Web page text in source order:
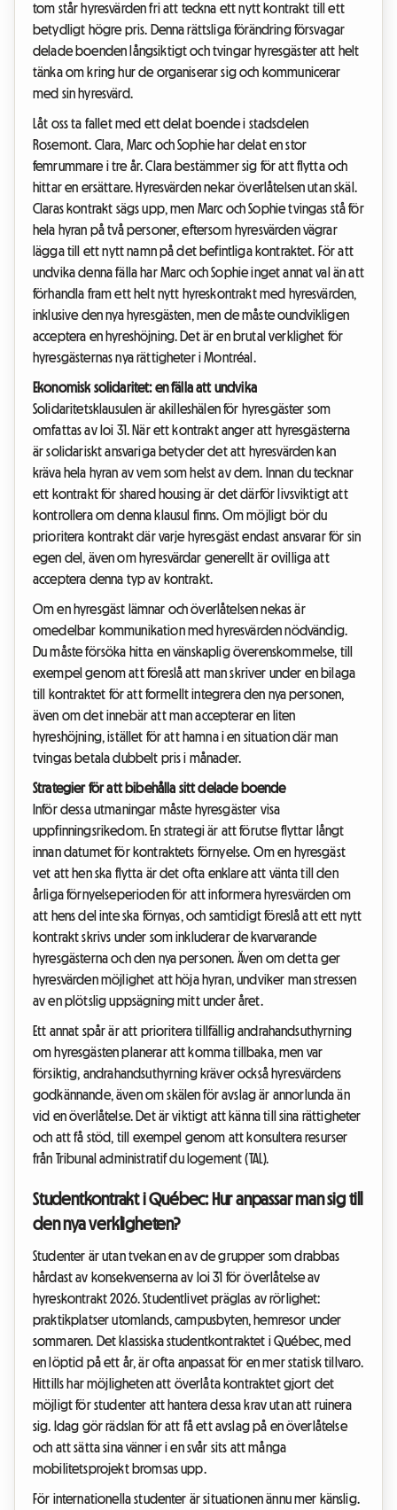
tom står hyresvärden fri att teckna ett nytt kontrakt till ett
betydligt högre pris. Denna rättsliga förändring försvagar
delade boenden långsiktigt och tvingar hyresgäster att helt
tänka om kring hur de organiserar sig och kommunicerar
med sin hyresvärd.
Låt oss ta fallet med ett delat boende i stadsdelen
Rosemont. Clara, Marc och Sophie har delat en stor
femrummare i tre år. Clara bestämmer sig för att flytta och
hittar en ersättare. Hyresvärden nekar överlåtelsen utan skäl.
Claras kontrakt sägs upp, men Marc och Sophie tvingas stå för
hela hyran på två personer, eftersom hyresvärden vägrar
lägga till ett nytt namn på det befintliga kontraktet. För att
undvika denna fälla har Marc och Sophie inget annat val än att
förhandla fram ett helt nytt hyreskontrakt med hyresvärden,
inklusive den nya hyresgästen, men de måste oundvikligen
acceptera en hyreshöjning. Det är en brutal verklighet för
hyresgästernas nya rättigheter i Montréal.
Ekonomisk solidaritet: en fälla att undvika
Solidaritetsklausulen är akilleshälen för hyresgäster som
omfattas av loi 31. När ett kontrakt anger att hyresgästerna
är solidariskt ansvariga betyder det att hyresvärden kan
kräva hela hyran av vem som helst av dem. Innan du tecknar
ett kontrakt för shared housing är det därför livsviktigt att
kontrollera om denna klausul finns. Om möjligt bör du
prioritera kontrakt där varje hyresgäst endast ansvarar för sin
egen del, även om hyresvärdar generellt är ovilliga att
acceptera denna typ av kontrakt.
Om en hyresgäst lämnar och överlåtelsen nekas är
omedelbar kommunikation med hyresvärden nödvändig.
Du måste försöka hitta en vänskaplig överenskommelse, till
exempel genom att föreslå att man skriver under en bilaga
till kontraktet för att formellt integrera den nya personen,
även om det innebär att man accepterar en liten
hyreshöjning, istället för att hamna i en situation där man
tvingas betala dubbelt pris i månader.
Strategier för att bibehålla sitt delade boende
Inför dessa utmaningar måste hyresgäster visa
uppfinningsrikedom. En strategi är att förutse flyttar långt
innan datumet för kontraktets förnyelse. Om en hyresgäst
vet att hen ska flytta är det ofta enklare att vänta till den
årliga förnyelseperioden för att informera hyresvärden om
att hens del inte ska förnyas, och samtidigt föreslå att ett nytt
kontrakt skrivs under som inkluderar de kvarvarande
hyresgästerna och den nya personen. Även om detta ger
hyresvärden möjlighet att höja hyran, undviker man stressen
av en plötslig uppsägning mitt under året.
Ett annat spår är att prioritera tillfällig andrahandsuthyrning
om hyresgästen planerar att komma tillbaka, men var
försiktig, andrahandsuthyrning kräver också hyresvärdens
godkännande, även om skälen för avslag är annorlunda än
vid en överlåtelse. Det är viktigt att känna till sina rättigheter
och att få stöd, till exempel genom att konsultera resurser
från Tribunal administratif du logement (TAL).
Studentkontrakt i Québec: Hur anpassar man sig till
den nya verkligheten?
Studenter är utan tvekan en av de grupper som drabbas
hårdast av konsekvenserna av loi 31 för överlåtelse av
hyreskontrakt 2026. Studentlivet präglas av rörlighet:
praktikplatser utomlands, campusbyten, hemresor under
sommaren. Det klassiska studentkontraktet i Québec, med
en löptid på ett år, är ofta anpassat för en mer statisk tillvaro.
Hittills har möjligheten att överlåta kontraktet gjort det
möjligt för studenter att hantera dessa krav utan att ruinera
sig. Idag gör rädslan för att få ett avslag på en överlåtelse
och att sätta sina vänner i en svår sits att många
mobilitetsprojekt bromsas upp.
För internationella studenter är situationen ännu mer känslig.